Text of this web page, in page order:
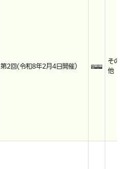
第2回(令和8年2月4日開催）
その
他